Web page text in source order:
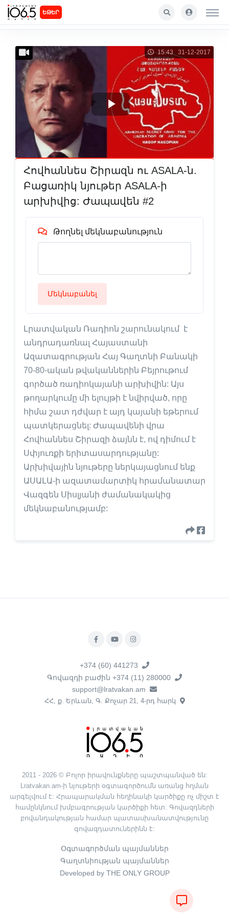
ԵԹԵՐ
15:43 31-12-2017
P
a
y
V
i
e
Հովհաննես Շիրազն ու ASALA-ն.
Բացառիկ նյութեր ASALA-ի
արխիվից: Ժապավեն #2
Թողնել մեկնաբանություն
Մեկնաբանել
Լրատվական Ռադիոն շարունակում է
անդրադառնալ Հայաստանի
Ազատագրության Հայ Գաղտնի Բանակի
70-80-ական թվականներին Բեյրութում
գործած ռադիոկայանի արխիվին: Այս
թողարկումը մի ելույթի է նվիրված, որը
հիմա շատ դժվար է այդ կայանի եթերում
պատկերացնել: Ժապավենի վրա
Հովհաննես Շիրազի ձայնն է, ով դիմում է
Սփյուռքի երիտասարդությանը:
Արխիվային նյութերը ներկայացնում ենք
ԱՍԱԼԱ-ի ազատամարտիկ հրամանատար
Վազգեն Սիսլյանի ժամանակակից
մեկնաբանությամբ:
+374 (60) 441273
Գովազդի բաժին +374 (11) 280000
support@lratvakan.am
ՀՀ, ք. Երևան, Գ. Քոչար 21, 4-րդ հարկ
2011 - 2026 © Բոլոր իրավունքները պաշտպանված են:
Lratvakan.am-ի նյութերի օգտագործումն առանց հղման
արգելվում է: Հրապարակման հեղինակի կարծիքը ոչ միշտ է
համընկնում խմբագրության կարծիքի հետ: Գովազդների
բովանդակության համար պատասխանատվությունը
գովազդատուներինն է:
Օգտագործման պայմաններ
Գաղտնիության պայմաններ
Developed by THE ONLY GROUP